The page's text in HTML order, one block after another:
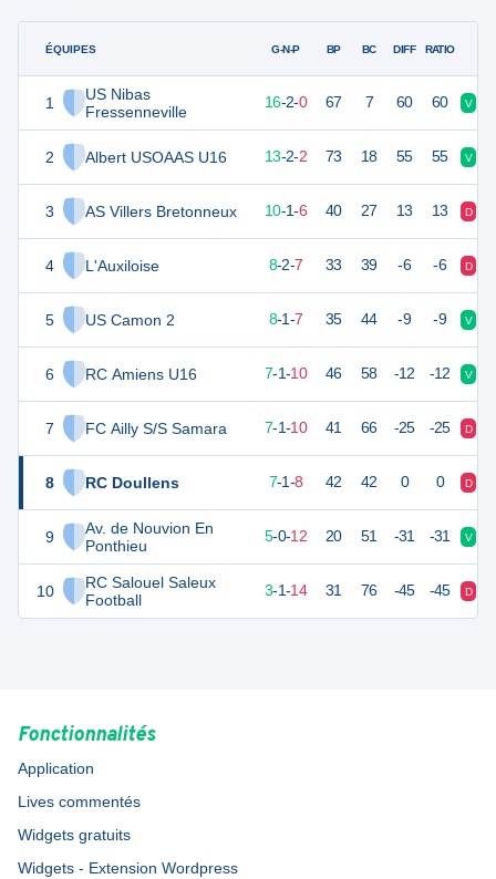
ÉQUIPES
1
US Nibas
Fressenneville
2 Albert USOAAS U16
3 AS Villers Bretonneux
4 L'Auxiloise
5 US Camon 2
6 RC Amiens U16
7 FC Ailly S/S Samara
8 RC Doullens
9
Av. de Nouvion En
Ponthieu
10
RC Salouel Saleux
Football
G-N-P BP BC DIFF RATIO
16-2-0 67 7 60 60 V
40 13-2-2 73 18 55 55 V
30 18 10-1-6 40 27 13 13 D
8-2-7 33 39 -6 -6 D
8-1-7 35 44 -9 -9 V
22 7-1-10 46 58 -12 -12 V
21 7-1-10 41 66 -25 -25 D
7-1-8 42 42 0 0 D
14 5-0-12 20 51 -31 -31 V
8 3-1-14 31 76 -45 -45 D
Fonctionnalités
Application
Lives commentés
Widgets gratuits
Widgets - Extension Wordpress